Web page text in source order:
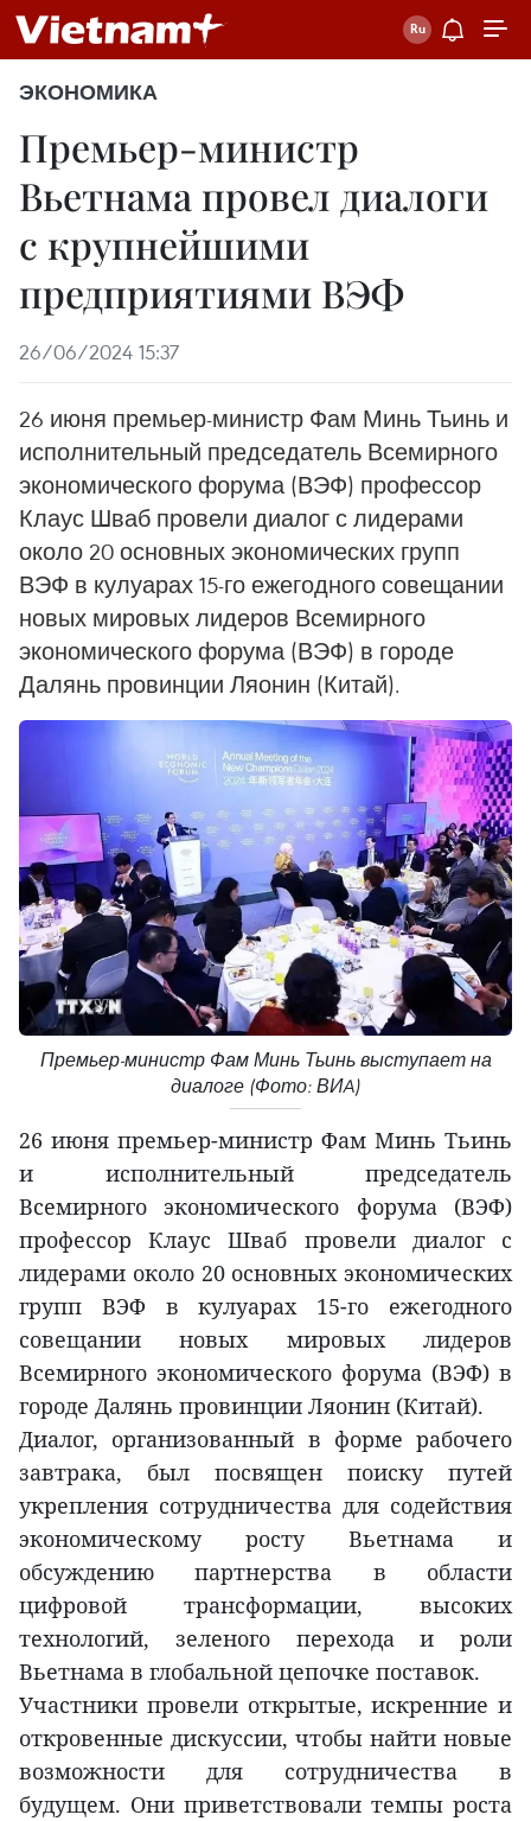
ЭКОНОМИКА
Премьер-министр
Вьетнама провел диалоги
с крупнейшими
предприятиями ВЭФ
26/06/2024 15:37
26 июня премьер-министр Фам Минь Тьинь и
исполнительный председатель Всемирного
экономического форума (ВЭФ) профессор
Клаус Шваб провели диалог с лидерами
около 20 основных экономических групп
ВЭФ в кулуарах 15-го ежегодного совещании
новых мировых лидеров Всемирного
экономического форума (ВЭФ) в городе
Далянь провинции Ляонин (Китай).
Премьер-министр Фам Минь Тьинь выступает на
диалоге (Фото: ВИA)
26 июня премьер-министр Фам Минь Тьинь
и исполнительный председатель
Всемирного экономического форума (ВЭФ)
профессор Клаус Шваб провели диалог с
лидерами около 20 основных экономических
групп ВЭФ в кулуарах 15-го ежегодного
совещании новых мировых лидеров
Всемирного экономического форума (ВЭФ) в
городе Далянь провинции Ляонин (Китай).
Диалог, организованный в форме рабочего
завтрака, был посвящен поиску путей
укрепления сотрудничества для содействия
экономическому росту Вьетнама и
обсуждению партнерства в области
цифровой трансформации, высоких
технологий, зеленого перехода и роли
Вьетнама в глобальной цепочке поставок.
Участники провели открытые, искренние и
откровенные дискуссии, чтобы найти новые
возможности для сотрудничества в
будущем. Они приветствовали темпы роста